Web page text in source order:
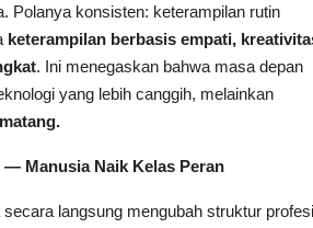
Polanya konsisten: keterampilan rutin
keterampilan berbasis empati,
. Ini menegaskan bahwa masa depan
yang lebih canggih, melainkan
— Manusia Naik Kelas Peran
langsung mengubah struktur